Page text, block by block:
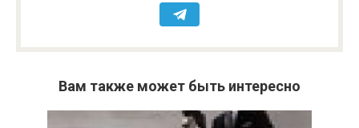
Вам также может быть интересно